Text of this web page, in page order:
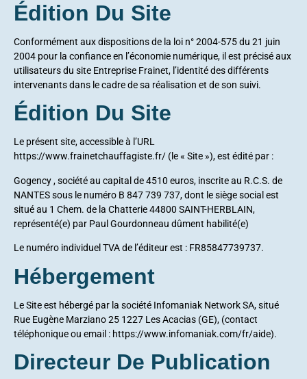
Édition Du Site
Conformément aux dispositions de la loi n° 2004-575 du 21 juin
2004 pour la confiance en l’économie numérique, il est précisé aux
utilisateurs du site Entreprise Frainet, l’identité des différents
intervenants dans le cadre de sa réalisation et de son suivi.
Édition Du Site
Le présent site, accessible à l’URL
https://www.frainetchauffagiste.fr/ (le « Site »), est édité par :
Gogency, société au capital de 4510 euros, inscrite au R.C.S. de
NANTES sous le numéro B 847 739 737, dont le siège social est
situé au 1 Chem. de la Chatterie 44800 SAINT-HERBLAIN,
représenté(e) par Paul Gourdonneau dûment habilité(e)
Le numéro individuel TVA de l’éditeur est : FR85847739737.
Hébergement
Le Site est hébergé par la société Infomaniak Network SA, situé
Rue Eugène Marziano 25 1227 Les Acacias (GE), (contact
téléphonique ou email : https://www.infomaniak.com/fr/aide).
Directeur De Publication